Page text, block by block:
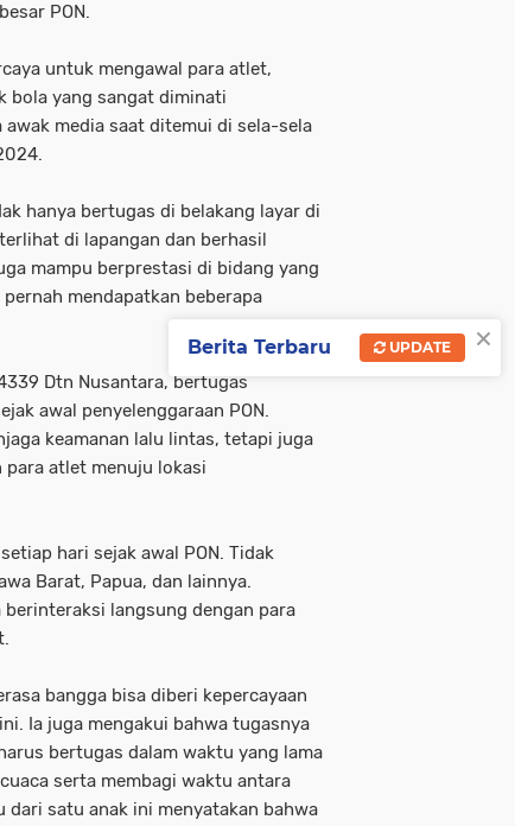
PON.
untuk mengawal para atlet,
bola yang sangat diminati
awak media saat ditemui di sela-sela
hanya bertugas di belakang layar di
di lapangan dan berhasil
mampu berprestasi di bidang yang
mendapatkan beberapa
Dtn Nusantara, bertugas
awal penyelenggaraan PON.
keamanan lalu lintas, tetapi juga
para atlet menuju lokasi
hari sejak awal PON. Tidak
Barat, Papua, dan lainnya.
langsung dengan para
bangga bisa diberi kepercayaan
Ia juga mengakui bahwa tugasnya
bertugas dalam waktu yang lama
serta membagi waktu antara
dari satu anak ini menyatakan bahwa
×
Berita Terbaru UPDATE